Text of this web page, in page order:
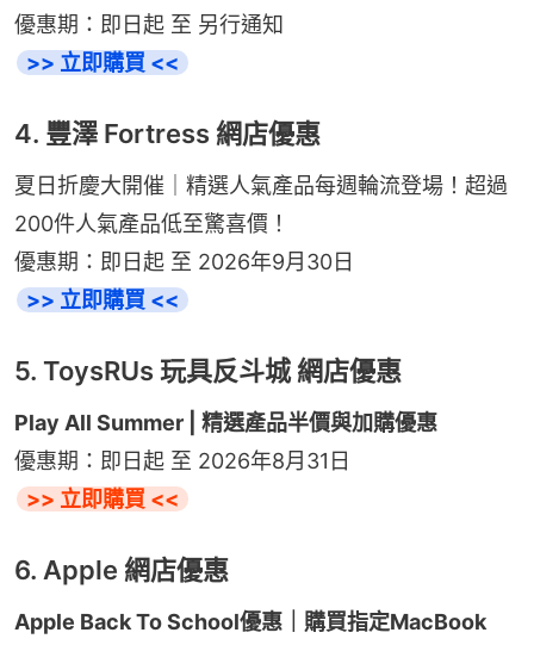
優惠期：即日起 至 另行通知
>> 立即購買 <<
4. 豐澤 Fortress 網店優惠
夏日折慶大開催｜精選人氣產品每週輪流登場！超過
200件人氣產品低至驚喜價！
優惠期：即日起 至 2026年9月30日
>> 立即購買 <<
5. ToysRUs 玩具反斗城 網店優惠
Play All Summer | 精選產品半價與加購優惠
優惠期：即日起 至 2026年8月31日
>> 立即購買 <<
6. Apple 網店優惠
Apple Back To School優惠｜購買指定MacBook